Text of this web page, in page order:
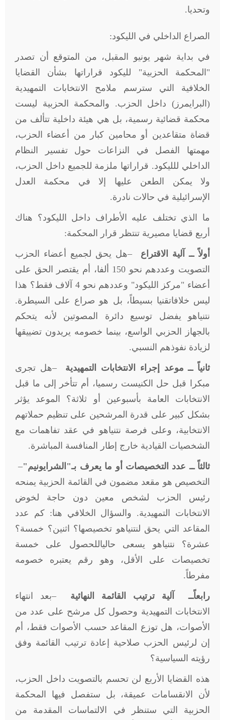
وتحديا.
الصراع الداخلي في الليكود:
في بداية شهر يونيو المقبل، من المتوقع أن تصدر
"المحكمة الحزبية" لليكود قراراتها بشأن القضايا
الخلافية التي سترسم ملامح الانتخابات التمهيدية
(البرايمرز) داخل الحزب. والمحكمة الحزبية ليست
محكمة قضائية رسمية، بل هي هيئة داخلية تتألف من
قضاة متقاعدين أو محامين كبار من أعضاء الحزب،
مهمتها الفصل في النزاعات حول تفسير النظام
الداخلي للليكود. قراراتها ملزمة للجميع داخل الحزب،
ولا يمكن الطعن عليها إلا في محكمة العدل
الإسرائيلية في حالات نادرة.
ما الذي تختلف عليه الأطراف داخل الليكود؟ هناك
أربع قضايا مصيرية تنتظر قرار المحكمة:
أولاً ــ آلية الاقتراع –هل يحق لجميع أعضاء الحزب
التصويت وعددهم نحو 150 ألفا، أم يقتصر الحق على
أعضاء "مركز الليكود" وعددهم نحو 4 آلاف فقط؟ هذا
ليس خلافاتقنيا بسيطاً، بل هو صراع على السيطرة.
نتنياهو يفضل توسيع دائرة المصوتين لأنه يتحكم
بالجهاز الحزبي الواسع، بينما خصومه يريدون تضييقها
لزيادة نفوذهم النسبي.
ثانياً ــ موعد إجراء الانتخابات التمهيدية –هل تجرى
مبكرا قبل حل الكنيست رسميا، أم تتأخر إلى ما قبل
الانتخابات العامة بأسبوعين أو ثلاثة؟ الموعد يؤثر
بشكل كبير على قدرة المرشحين على تنظيم حملاتهم
الانتخابية، وعلى فرصة نتنياهو في عقد تفاهمات مع
الشخصيات القيادية خارج إطار المنافسة المباشرة.
ثالثاً ــ عدد التخصيصات أو ما يعرف بـ"الشرايونيم"
–
التخصيص هو مقعد مضمون في القائمة الحزبية يمنحه
رئيس الحزب لشخص معين دون حاجة لخوض
الانتخابات التمهيدية. والسؤال الخلافي هنا: كم عدد
المقاعد التي يحق لنتنياهو تخصيصها؟ اثنين؟ خمسة؟
عشرة؟ نتنياهو يسعى حالياللحصول على خمسة
تخصيصات على الأقل، وهو رقم يعتبره خصومه
مفرطاً.
رابعاًــ آلية ترتيب القائمة النهائية –بعد انتهاء
الانتخابات التمهيدية وحصول كل مرشح على عدد من
الأصوات، هل توزع المقاعد حسب الأصوات فقط، أم
إن لرئيس الحزب صلاحية إعادة ترتيب القائمة وفق
رؤيته السياسية؟
هذه القضايا الأربع لن تحسم بالتصويت داخل الحزب،
لأن الانقسامات عميقة، بل ستفصل فيها المحكمة
الحزبية التي ستنظر في الالتماسات المقدمة من